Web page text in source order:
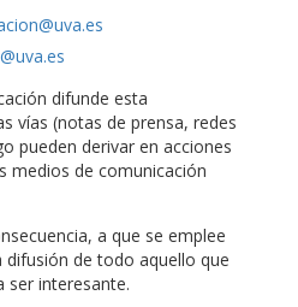
difunde esta
vías (notas de prensa, redes
pueden derivar en acciones
medios de comunicación
a que se emplee
difusión de todo aquello que
ser interesante.